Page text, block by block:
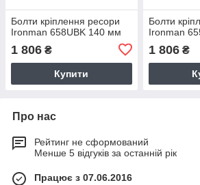
Болти кріплення ресори
Ironman 658UBK 140 мм
1 806 ₴
Купити
Болти
Ironman
1 806₴
Про нас
Рейтинг не сформований
Менше 5 відгуків за останній рік
Працює з 07.06.2016